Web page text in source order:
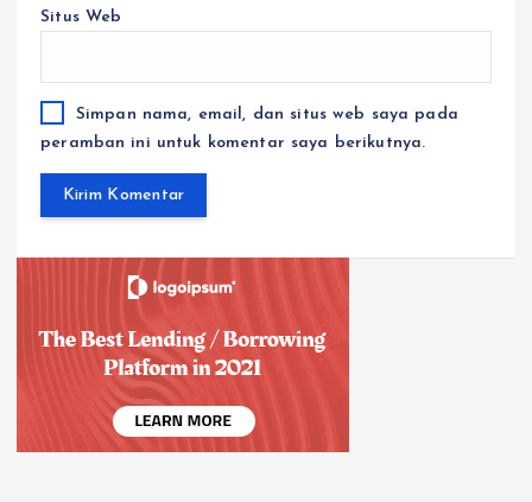
Situs Web
Simpan nama, email, dan situs web saya pada
peramban ini untuk komentar saya berikutnya.